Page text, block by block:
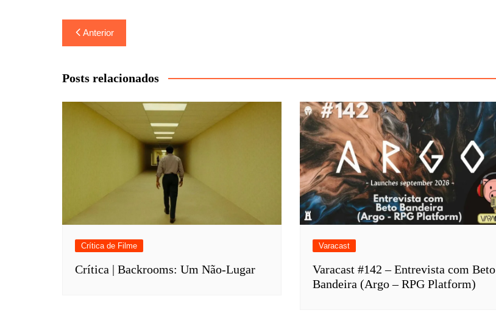
Navegação
de
Post
Anterior
Posts relacionados
Crítica de Filme
Crítica | Backrooms: Um Não-Lugar
Varacast
Varacast #142 – Entrevista com Beto
Bandeira (Argo – RPG Platform)